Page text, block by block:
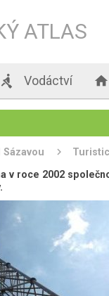
ATLAS
 Vodáctví 
v roce 2002